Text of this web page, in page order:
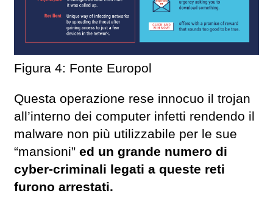
Figura 4: Fonte Europol
Questa operazione rese innocuo il trojan
all’interno dei computer infetti rendendo il
malware non più utilizzabile per le sue
“mansioni” ed un grande numero di
cyber-criminali legati a queste reti
furono arrestati.